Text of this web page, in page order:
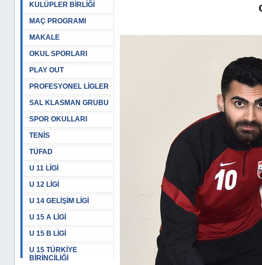
KULÜPLER BİRLİĞİ
MAÇ PROGRAMI
MAKALE
OKUL SPORLARI
PLAY OUT
PROFESYONEL LİGLER
SAL KLASMAN GRUBU
SPOR OKULLARI
TENİS
TÜFAD
U 11 LİGİ
U 12 LİGİ
U 14 GELİŞİM LİGİ
U 15 A LİGİ
U 15 B LİGİ
U 15 TÜRKİYE
BİRİNCİLİĞİ